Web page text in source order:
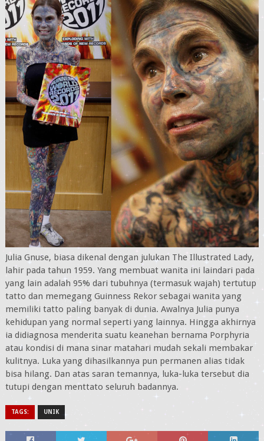
Julia Gnuse, biasa dikenal dengan julukan The Illustrated Lady,
lahir pada tahun 1959. Yang membuat wanita ini laindari pada
yang lain adalah 95% dari tubuhnya (termasuk wajah) tertutup
tatto dan memegang Guinness Rekor sebagai wanita yang
memiliki tatto paling banyak di dunia. Awalnya Julia punya
kehidupan yang normal seperti yang lainnya. Hingga akhirnya
ia didiagnosa menderita suatu keanehan bernama Porphyria
atau kondisi di mana sinar matahari mudah sekali membakar
kulitnya. Luka yang dihasilkannya pun permanen alias tidak
bisa hilang. Dan atas saran temannya, luka-luka tersebut dia
tutupi dengan menttato seluruh badannya.
TAGS: UNIK